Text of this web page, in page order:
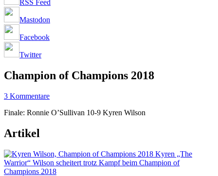
RSS Feed
Mastodon
Facebook
Twitter
Champion of Champions 2018
3 Kommentare
Finale: Ronnie O’Sullivan 10-9 Kyren Wilson
Artikel
Kyren „The
Warrior“ Wilson scheitert trotz Kampf beim Champion of
Champions 2018